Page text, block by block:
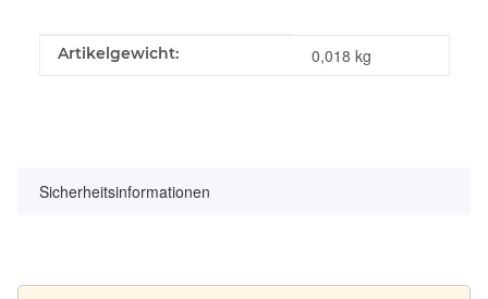
Produkteigenschaft
Wert
Artikelgewicht: 0,018 kg
Sicherheitsinformationen